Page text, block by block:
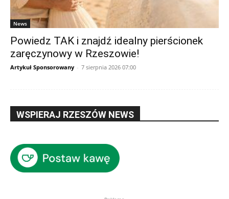
News
Powiedz TAK i znajdź idealny pierścionek
zaręczynowy w Rzeszowie!
Artykuł Sponsorowany - 7 sierpnia 2026 07:00
WSPIERAJ RZESZÓW NEWS